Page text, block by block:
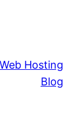
Web Hosting
Blog